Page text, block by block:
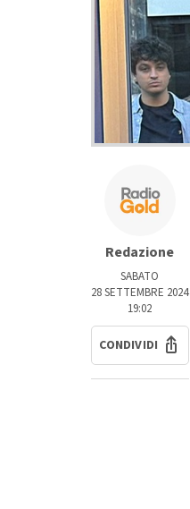
Redazione
SABATO
28 SETTEMBRE 2024
19:02
CONDIVIDI